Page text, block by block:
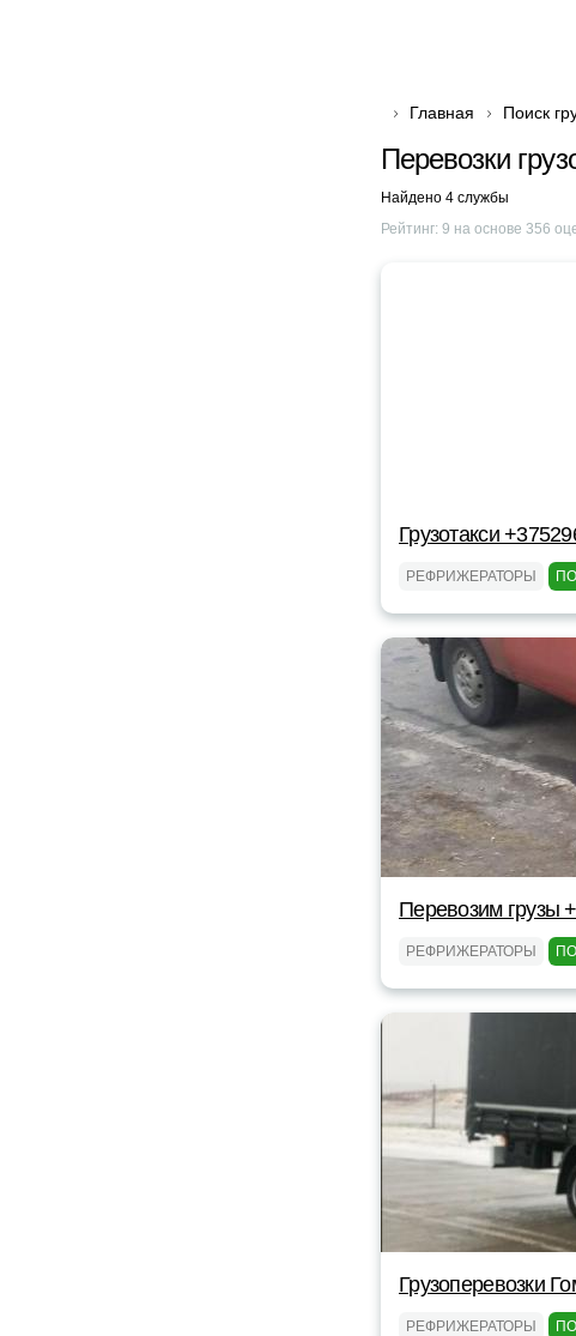
Главная Поиск
Перевозки
Найдено 4 службы
Рейтинг: 9 на основе 356
Грузотакси
РЕФРИЖЕРАТОРЫ
Перевозим грузы
РЕФРИЖЕРАТОРЫ
Грузоперевозки
РЕФРИЖЕРАТОРЫ